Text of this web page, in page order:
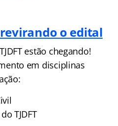
revirando o edital
estão chegando!
em disciplinas
TJDFT